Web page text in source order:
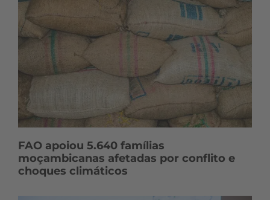
FAO apoiou 5.640 famílias
moçambicanas afetadas por conflito e
choques climáticos